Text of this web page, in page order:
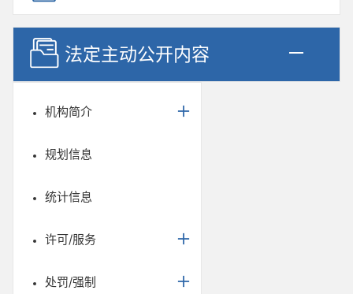
法定主动公开内容
机构简介
规划信息
统计信息
许可/服务
处罚/强制